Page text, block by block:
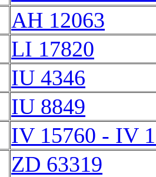
AH 12063
LI 17820
IU 4346
IU 8849
IV 15760 - IV
ZD 63319